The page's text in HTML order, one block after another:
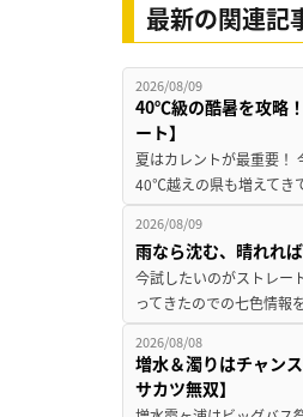
最新の関連記
2026/08/09
40℃級の酷暑を攻略
ート】
夏はカレントが最重要！
40℃越えの県も増えてき
2026/08/09
雨なら沈む、晴れれ
今試したいのがストレー
ってきたのでの七色情
2026/08/08
増水＆濁りはチャン
サカツ無双】